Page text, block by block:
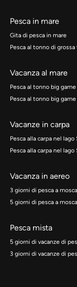
Pesca in mare
Gita di pesca in mare
Pesca al tonno di grossa
Vacanza al mare
Pesca al tonno big
Pesca al tonno big
Vacanze in carpa
Pesca alla carpa nel
Pesca alla carpa nel
Vacanza in aereo
3 giorni di pesca a mosca
5 giorni di pesca a mosca
Pesca mista
5 giorni di vacanze di
3 giorni di vacanze di